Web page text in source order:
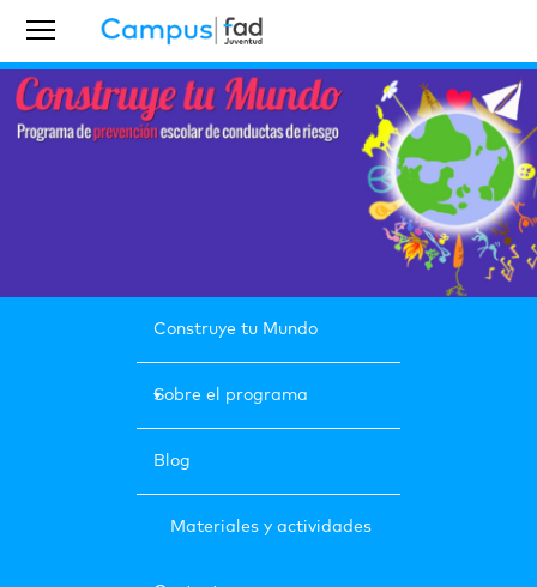
Construye tu Mundo
Sobre el programa
Blog
Materiales y actividades